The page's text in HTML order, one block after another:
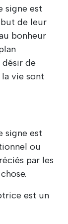
signe est
de leur
bonheur
de
vie sont
signe est
ou
par les
est un